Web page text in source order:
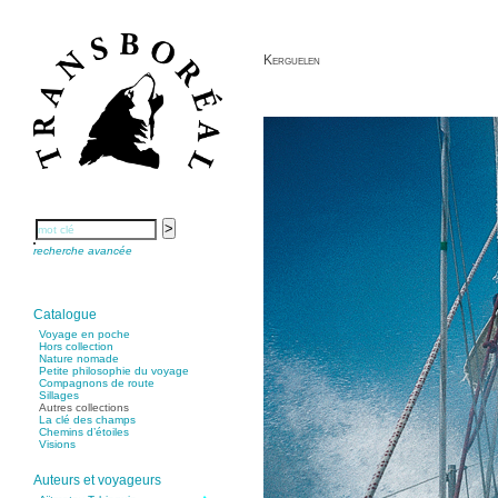
recherche avancée
Catalogue
Voyage en poche
Hors collection
Nature nomade
Petite philosophie du voyage
Compagnons de route
Sillages
Autres collections
La clé des champs
Chemins d’étoiles
Visions
Auteurs et voyageurs
Kerguelen